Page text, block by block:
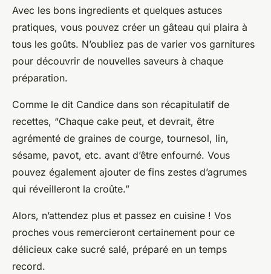
Avec les bons ingredients et quelques astuces
pratiques, vous pouvez créer un gâteau qui plaira à
tous les goûts. N’oubliez pas de varier vos garnitures
pour découvrir de nouvelles saveurs à chaque
préparation.
Comme le dit Candice dans son récapitulatif de
recettes, “Chaque cake peut, et devrait, être
agrémenté de graines de courge, tournesol, lin,
sésame, pavot, etc. avant d’être enfourné. Vous
pouvez également ajouter de fins zestes d’agrumes
qui réveilleront la croûte.”
Alors, n’attendez plus et passez en cuisine ! Vos
proches vous remercieront certainement pour ce
délicieux cake sucré salé, préparé en un temps
record.